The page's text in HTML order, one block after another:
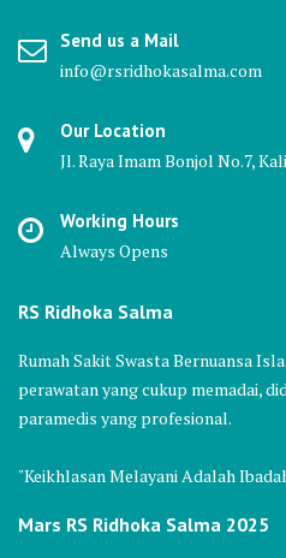
Send us a Mail
info@rsridhokasalma.com
Our Location
Jl. Raya Imam Bonjol No.7,
Working Hours
Always Opens
RS Ridhoka Salma
Rumah Sakit Swasta Bernuansa
perawatan yang cukup memadai,
paramedis yang profesional.
"Keikhlasan Melayani Adalah
Mars RS Ridhoka Salma 2025